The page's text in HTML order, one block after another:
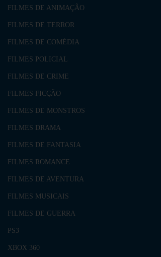
FILMES DE ANIMAÇÃO
FILMES DE TERROR
FILMES DE COMÉDIA
FILMES POLICIAL
FILMES DE CRIME
FILMES FICÇÃO
FILMES DE MONSTROS
FILMES DRAMA
FILMES DE FANTASIA
FILMES ROMANCE
FILMES DE AVENTURA
FILMES MUSICAIS
FILMES DE GUERRA
PS3
XBOX 360